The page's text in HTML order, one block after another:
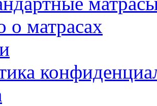
о матрасах